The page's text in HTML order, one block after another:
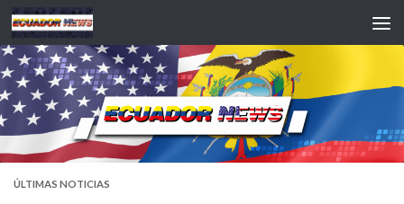
Saltar al contenido
ÚLTIMAS NOTICIAS